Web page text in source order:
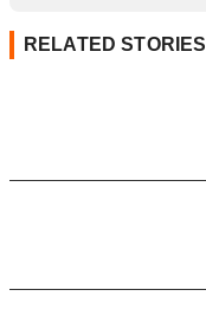
RELATED STORIES